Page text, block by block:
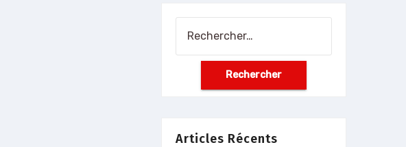
Articles Récents